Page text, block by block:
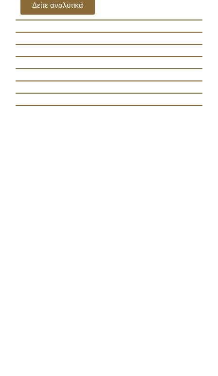
Δείτε αναλυτικά